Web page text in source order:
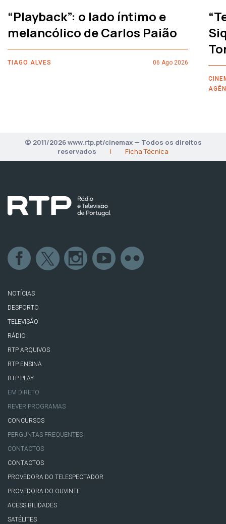
“Playback”: o lado íntimo e
melancólico de Carlos Paião
TIAGO ALVES 06 Ago 2026
© 2011/2026 www.rtp.pt/cinemax — Todos os direitos
reservados
| Ficha Técnica
NOTÍCIAS
DESPORTO
TELEVISÃO
RÁDIO
RTP ARQUIVOS
RTP ENSINA
RTP PLAY
EM DIRETO
REVER PROGRAMAS
CONCURSOS
PERGUNTAS FREQUENTES
CONTACTOS
CONTACTOS
PROVEDORA DO TELESPECTADOR
PROVEDORA DO OUVINTE
ACESSIBILIDADES
SATÉLITES